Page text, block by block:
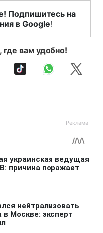
Подпишитесь на
в Google!
где вам удобно!